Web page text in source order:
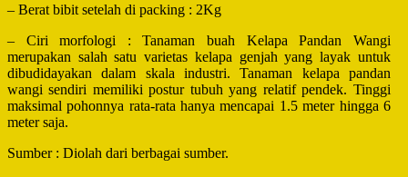
– Berat bibit setelah di packing : 2Kg
– Ciri morfologi : Tanaman buah Kelapa Pandan Wangi
merupakan salah satu varietas kelapa genjah yang layak untuk
dibudidayakan dalam skala industri. Tanaman kelapa pandan
wangi sendiri memiliki postur tubuh yang relatif pendek. Tinggi
maksimal pohonnya rata-rata hanya mencapai 1.5 meter hingga 6
meter saja.
Sumber : Diolah dari berbagai sumber.